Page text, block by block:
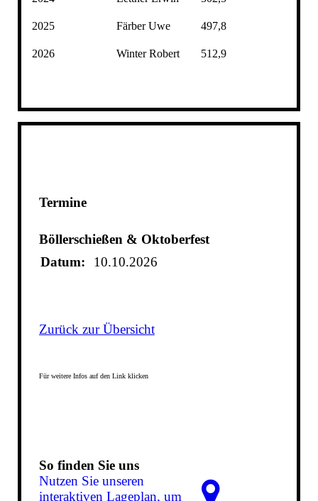
2025 Färber Uwe 497,8
2026 Winter Robert 512,9
Termine
Böllerschießen & Oktoberfest
Datum:
10.10.2026
Zurück zur Übersicht
Für weitere Infos auf den Link klicken
So finden Sie uns
Nutzen Sie unseren
interaktiven La­ge­plan, um